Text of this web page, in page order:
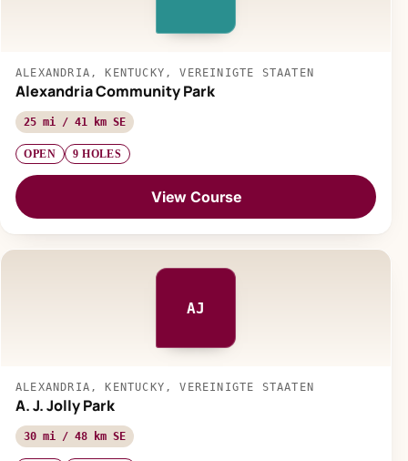
ALEXANDRIA, KENTUCKY, VEREINIGTE STAATEN
Alexandria Community Park
25 mi / 41 km SE
OPEN 9 HOLES
View Course
AJ
ALEXANDRIA, KENTUCKY, VEREINIGTE STAATEN
A. J. Jolly Park
30 mi / 48 km SE